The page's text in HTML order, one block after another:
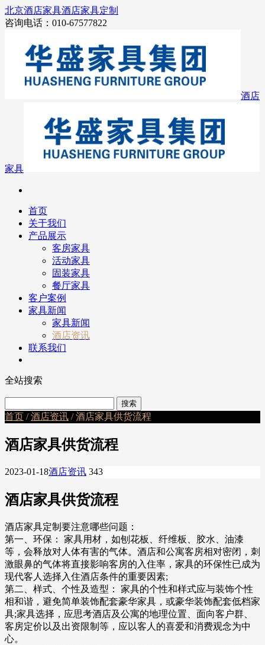
北京酒店家具酒店家具定制
咨询电话：010-67577822
酒店
家具
首页
关于我们
产品展示
客房家具
活动家具
固装家具
餐厅家具
客户案例
家具新闻
家具新闻
酒店资讯
联系我们
全站搜索
首页 /酒店资讯 / 酒店家具供货流程
酒店家具供货流程
2023-01-18酒店资讯 343
酒店家具供货流程
酒店家具定制要注意哪些问题：
第一、环保： 家具用材，如刨花板、纤维板、胶水、油漆
等，会释放对人体有害的气体。酒店和公寓客房相对密闭，刺
激眼鼻的气体将直接影响客房的入住率，家具的环保性已成为
现代客人选择入住酒店条件的重要因素;
第二、样式、个性及造型： 家具的个性和样式应与装饰个性
相和谐，避免简单装饰配套豪华家具，或豪华装饰配套低档家
具;家具选择，应思考酒店及公寓的地理位置、面向客户群、
客房定价以及出资限制等，应以客人的喜爱和消费观念为中
心。